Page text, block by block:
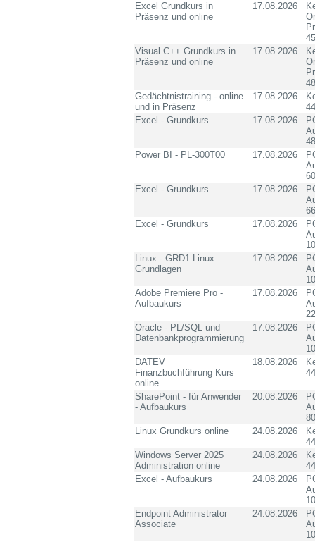
Excel Grundkurs in
Präsenz und online
17.08.2026
Visual C++ Grundkurs in
Präsenz und online
17.08.2026
Gedächtnistraining - online
und in Präsenz
17.08.2026
Excel - Grundkurs
17.08.2026
Power BI - PL-300T00
17.08.2026
Excel - Grundkurs
17.08.2026
Excel - Grundkurs
17.08.2026
Linux - GRD1 Linux
Grundlagen
17.08.2026
Adobe Premiere Pro -
Aufbaukurs
17.08.2026
Oracle - PL/SQL und
Datenbankprogrammierung
17.08.2026
DATEV
Finanzbuchführung Kurs
online
18.08.2026
SharePoint - für Anwender
- Aufbaukurs
20.08.2026
Linux Grundkurs online
24.08.2026
Windows Server 2025
Administration online
24.08.2026
Excel - Aufbaukurs
24.08.2026
Endpoint Administrator
Associate
24.08.2026